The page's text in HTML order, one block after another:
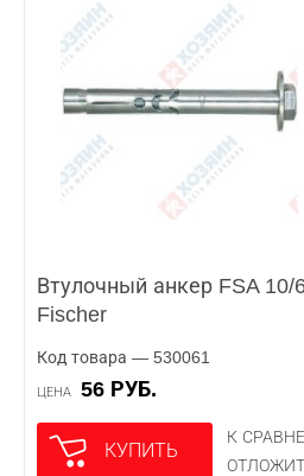
Втулочный анкер FSA
Fischer
Код товара — 530061
ЦЕНА 56 РУБ.
КУПИТЬ
К